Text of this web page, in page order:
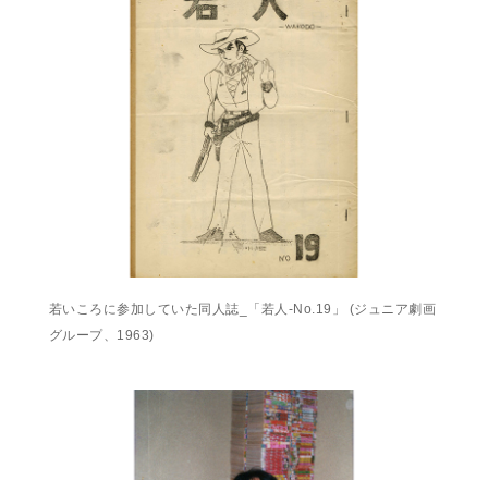
若いころに参加していた同人誌_「若人-No.19」 (ジュニア劇画
グループ、1963)